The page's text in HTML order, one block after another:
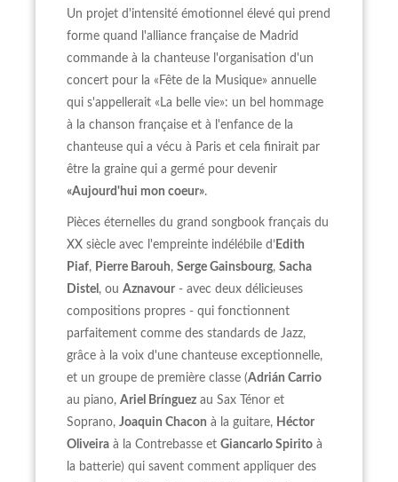
Un projet d'intensité émotionnel élevé qui prend
forme quand l'alliance française de Madrid
commande à la chanteuse l'organisation d'un
concert pour la «Fête de la Musique» annuelle
qui s'appellerait «La belle vie»: un bel hommage
à la chanson française et à l'enfance de la
chanteuse qui a vécu à Paris et cela finirait par
être la graine qui a germé pour devenir
«Aujourd'hui mon coeur».
Pièces éternelles du grand songbook français du
XX siècle avec l'empreinte indélébile d’ Edith
Piaf, Pierre Barouh, Serge Gainsbourg, Sacha
Distel , ou Aznavour - avec deux délicieuses
compositions propres - qui fonctionnent
parfaitement comme des standards de Jazz,
grâce à la voix d'une chanteuse exceptionnelle,
et un groupe de première classe (Adrián Carrio
au piano, Ariel Brínguez au Sax Ténor et
Soprano, Joaquin Chacon à la guitare, Héctor
Oliveira à la Contrebasse et Giancarlo Spirito à
la batterie) qui savent comment appliquer des